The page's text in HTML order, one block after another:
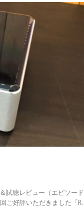
試聴レビュー（エピソ
ご好評いただきました「